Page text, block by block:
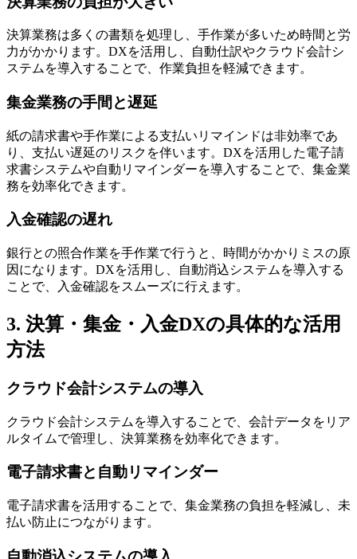
決算業務は多くの書類を処理し、手作業が多いため時間と労
力がかかります。DXを活用し、自動仕訳やクラウド会計シ
ステムを導入することで、作業負担を軽減できます。
集金業務の手間と遅延
紙の請求書や手作業による支払いリマインドは非効率であ
り、支払い遅延のリスクを伴います。DXを活用した電子請
求書システムや自動リマインダーを導入することで、集金業
務を効率化できます。
入金確認の遅れ
銀行との照合作業を手作業で行うと、時間がかかりミスの原
因になります。DXを活用し、自動消込システムを導入する
ことで、入金確認をスムーズに行えます。
3. 決算・集金・入金DXの具体的な活用
方法
クラウド会計システムの導入
クラウド会計システムを導入することで、会計データをリア
ルタイムで管理し、決算業務を効率化できます。
電子請求書と自動リマインダー
電子請求書を活用することで、集金業務の負担を軽減し、未
払い防止につながります。